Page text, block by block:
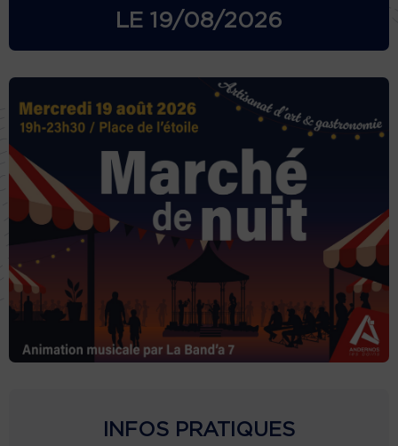
LE 19/08/2026
INFOS PRATIQUES